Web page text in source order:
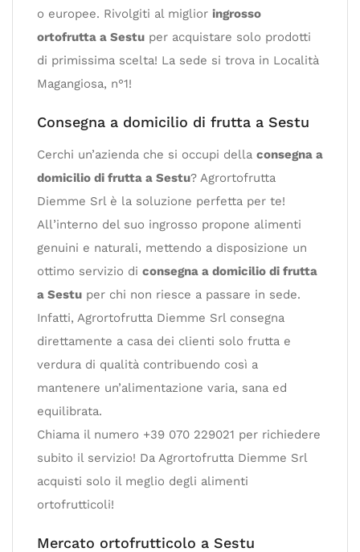
o europee. Rivolgiti al miglior ingrosso
ortofrutta a Sestu per acquistare solo prodotti
di primissima scelta! La sede si trova in Località
Magangiosa, n°1!
Consegna a domicilio di frutta a Sestu
Cerchi un’azienda che si occupi della consegna a
domicilio di frutta a Sestu? Agrortofrutta
Diemme Srl è la soluzione perfetta per te!
All’interno del suo ingrosso propone alimenti
genuini e naturali, mettendo a disposizione un
ottimo servizio di consegna a domicilio di frutta
a Sestu per chi non riesce a passare in sede.
Infatti, Agrortofrutta Diemme Srl consegna
direttamente a casa dei clienti solo frutta e
verdura di qualità contribuendo così a
mantenere un’alimentazione varia, sana ed
equilibrata.
Chiama il numero +39 070 229021 per richiedere
subito il servizio! Da Agrortofrutta Diemme Srl
acquisti solo il meglio degli alimenti
ortofrutticoli!
Mercato ortofrutticolo a Sestu